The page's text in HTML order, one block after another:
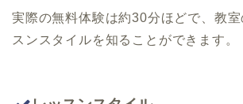
実際の無料体験は約30分ほどで、教室
スンスタイルを知ることができます。